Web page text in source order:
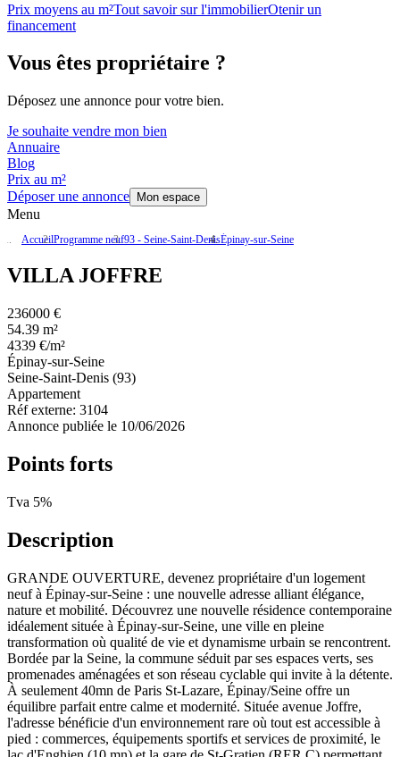
Prix moyens au m²Tout savoir sur l'immobilierOtenir un
financement
Vous êtes propriétaire ?
Déposez une annonce pour votre bien.
Je souhaite vendre mon bien
Annuaire
Blog
Prix au m²
Déposer une annonce
Mon espace
Menu
AccueilProgramme neuf93 - Seine-Saint-DenisÉpinay-sur-Seine
VILLA JOFFRE
236000 €
54.39 m²
4339 €/m²
Épinay-sur-Seine
Seine-Saint-Denis (93)
Appartement
Réf externe: 3104
Annonce publiée le 10/06/2026
Points forts
Tva 5%
Description
GRANDE OUVERTURE, devenez propriétaire d'un logement
neuf à Épinay-sur-Seine : une nouvelle adresse alliant élégance,
nature et mobilité. Découvrez une nouvelle résidence contemporaine
idéalement située à Épinay-sur-Seine, une ville en pleine
transformation où qualité de vie et dynamisme urbain se rencontrent.
Bordée par la Seine, la commune séduit par ses espaces verts, ses
promenades aménagées et son réseau cyclable qui invite à la détente.
À seulement 40mn de Paris St-Lazare, Épinay/Seine offre un
équilibre parfait entre calme et modernité. Située avenue Joffre,
l'adresse bénéficie d'un environnement rare où tout est accessible à
pied : commerces, équipements sportifs et services de proximité, le